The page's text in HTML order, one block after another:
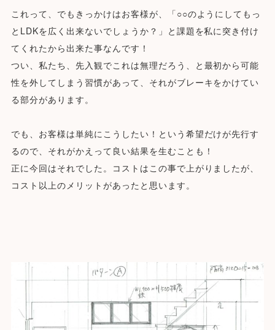
これって、でもきっかけはお客様が、「○○のようにしてもっ
とLDKを広く出来ないでしょうか？」と課題を私に突き付け
てくれたから出来た事なんです！
つい、私たち、先入観でこれは無理だろう、と最初から可能
性を外してしまう習慣があって、それがブレーキをかけてい
る部分があります。
でも、お客様は単純にこうしたい！という希望だけが先行す
るので、それがかえって良い結果を生むことも！
正に今回はそれでした。コストはこの事で上がりましたが、
コスト以上のメリットがあったと思います。